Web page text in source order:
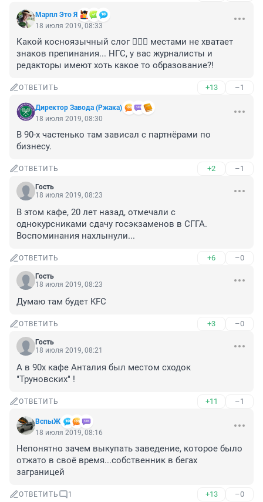
Марпл Это Я
18 июля 2019, 08:33
Какой косноязычный слог 🤦🏼‍♀️ местами не хватает
знаков препинания... НГС, у вас журналисты и
редакторы имеют хоть какое то образование?!
ОТВЕТИТЬ +13 –1
Директор Завода (Ржака)
18 июля 2019, 08:30
В 90-х частенько там зависал с партнёрами по
бизнесу.
ОТВЕТИТЬ +2 –1
Гость
18 июля 2019, 08:23
В этом кафе, 20 лет назад, отмечали с
однокурсниками сдачу госэкзаменов в СГГА.
Воспоминания нахлынули...
ОТВЕТИТЬ +6 –0
Гость
18 июля 2019, 08:23
Думаю там будет KFC
ОТВЕТИТЬ +3 –0
Гость
18 июля 2019, 08:21
А в 90х кафе Анталия был местом сходок
"Труновских" !
ОТВЕТИТЬ +11 –1
ВспыЖ
18 июля 2019, 08:16
Непонятно зачем выкупать заведение, которое было
отжато в своё время...собственник в бегах
заграницей
ОТВЕТИТЬ 1 +13 –0